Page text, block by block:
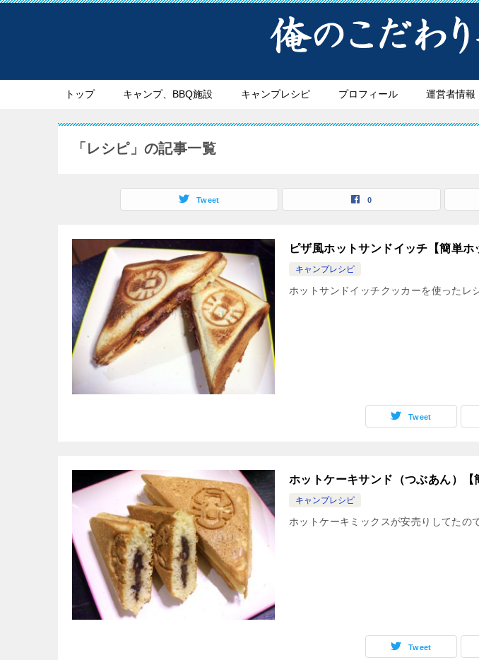
トップ キャンプ、BBQ施設 キャンプレシピ プロフィール 運営者情報
「レシピ」の記事一覧
Tweet 0
ピザ風ホットサンドイッチ【簡単ホ
キャンプレシピ
ホットサンドイッチクッカーを使ったレ
Tweet
ホットケーキサンド（つぶあん）【
キャンプレシピ
ホットケーキミックスが安売りしてたの
Tweet